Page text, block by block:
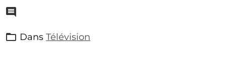
Dans Télévision